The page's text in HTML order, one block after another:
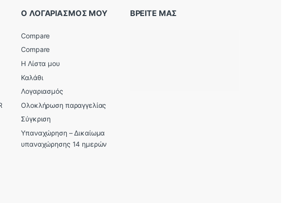
Ο ΛΟΓΑΡΙΑΣΜΟΣ ΜΟΥ
Compare
Compare
Η Λίστα μου
Καλάθι
Λογαριασμός
Ολοκλήρωση παραγγελίας
Σύγκριση
Υπαναχώρηση – Δικαίωμα
υπαναχώρησης 14 ημερών
ΒΡΕΙΤΕ ΜΑΣ